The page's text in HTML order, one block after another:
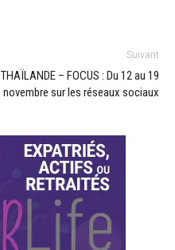
Suivant
THAÏLANDE – FOCUS : Du 12 au 19
novembre sur les réseaux sociaux